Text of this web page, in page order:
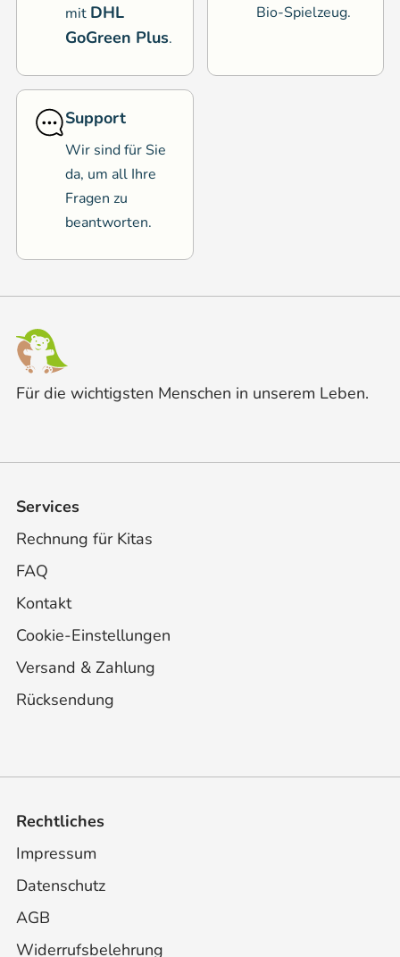
mit DHL
GoGreen Plus.
Bio-Spielzeug.
Support
Wir sind für Sie
da, um all Ihre
Fragen zu
beantworten.
Für die wichtigsten Menschen in unserem Leben.
Services
Rechnung für Kitas
FAQ
Kontakt
Cookie-Einstellungen
Versand & Zahlung
Rücksendung
Rechtliches
Impressum
Datenschutz
AGB
Widerrufsbelehrung